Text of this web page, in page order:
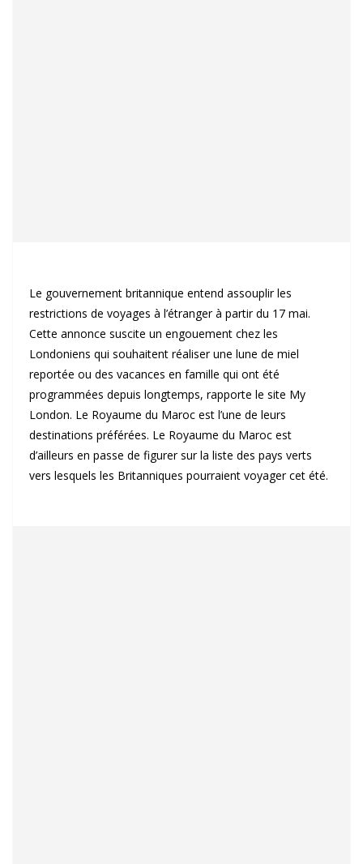
Le gouvernement britannique entend assouplir les
restrictions de voyages à l’étranger à partir du 17 mai.
Cette annonce suscite un engouement chez les
Londoniens qui souhaitent réaliser une lune de miel
reportée ou des vacances en famille qui ont été
programmées depuis longtemps, rapporte le site My
London. Le Royaume du Maroc est l’une de leurs
destinations préférées. Le Royaume du Maroc est
d’ailleurs en passe de figurer sur la liste des pays verts
vers lesquels les Britanniques pourraient voyager cet été.